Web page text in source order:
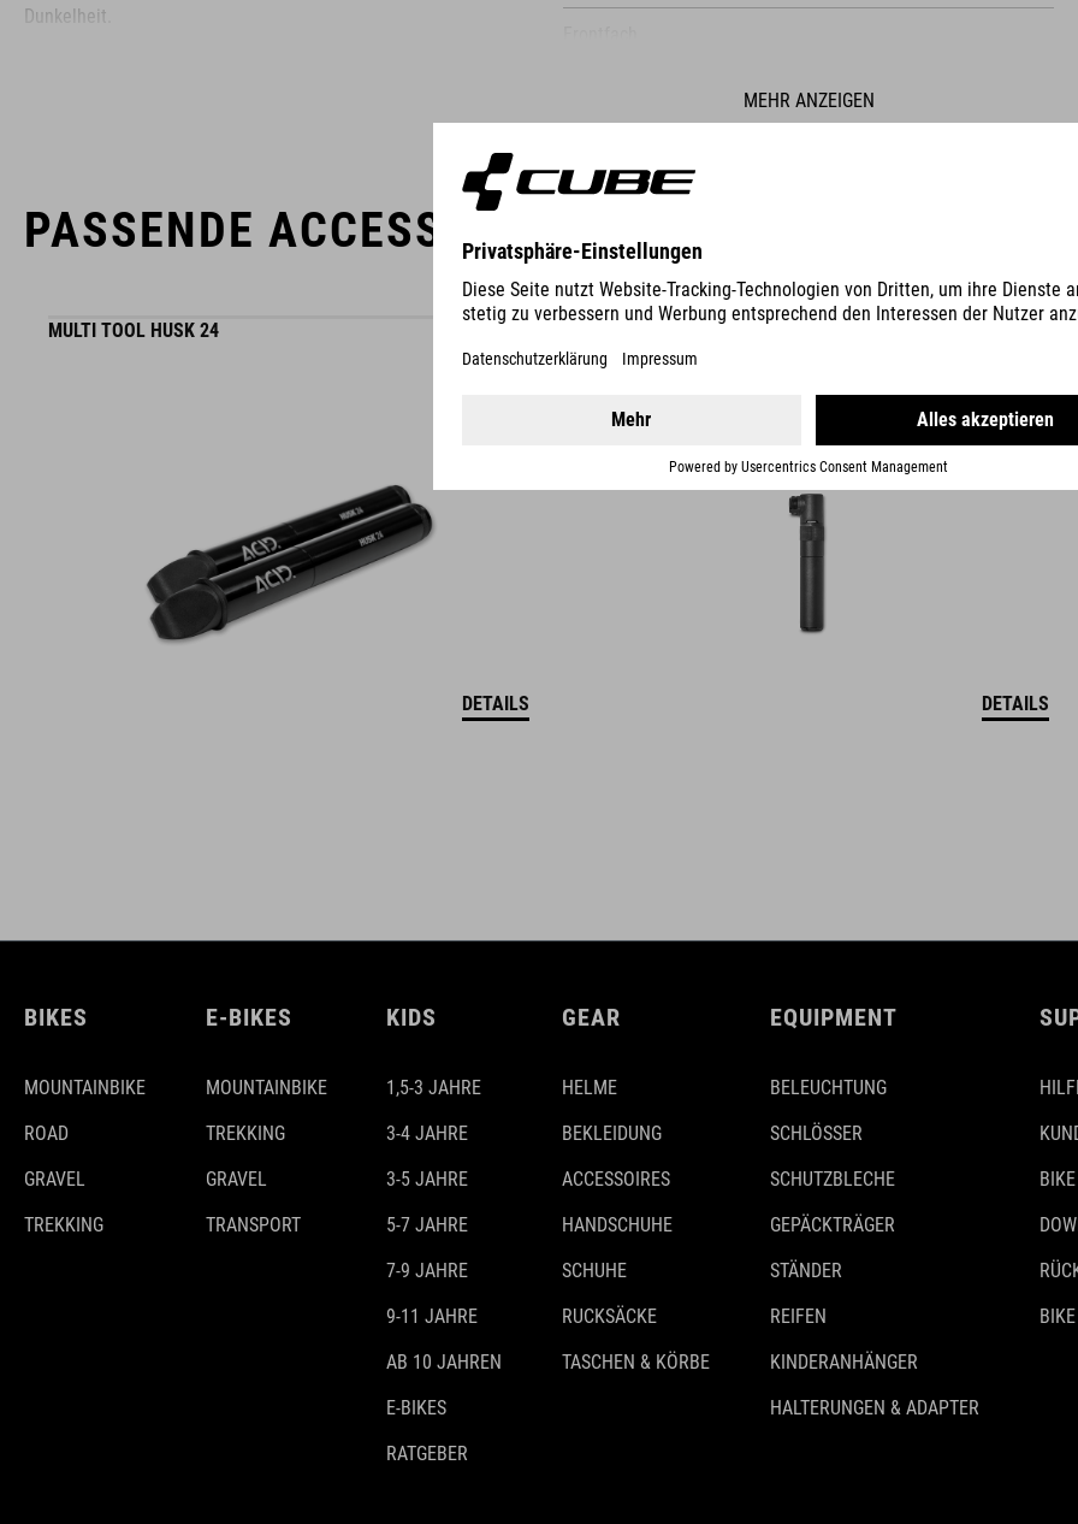
Dunkelheit.
Zu der Marke ACID gehört hochwertiges Fahrradzubehör und
Fahrradteile. Clevere Details, hohe Funktionalität und smarte
Innovationen zeichnen unsere Produkte aus. Dabei bleibt die
Designsprache immer klar, puristisch, funktionsorientiert und
reflektierende Elemente
MEHR ANZEIGEN
PASSENDE ACCESSOIRES
MULTI TOOL HUSK 24
DETAILS
PUMPE RACE MICRO
DETAILS
BIKES
MOUNTAINBIKE
ROAD
GRAVEL
TREKKING
E-BIKES
MOUNTAINBIKE
TREKKING
GRAVEL
TRANSPORT
KIDS
1,5-3 JAHRE
3-4 JAHRE
3-5 JAHRE
5-7 JAHRE
7-9 JAHRE
9-11 JAHRE
AB 10 JAHREN
E-BIKES
RATGEBER
GEAR
HELME
BEKLEIDUNG
ACCESSOIRES
HANDSCHUHE
SCHUHE
RUCKSÄCKE
TASCHEN & KÖRBE
EQUIPMENT
BELEUCHTUNG
SCHLÖSSER
SCHUTZBLECHE
GEPÄCKTRÄGER
STÄNDER
REIFEN
KINDERANHÄNGER
HALTERUNGEN & ADAPTER